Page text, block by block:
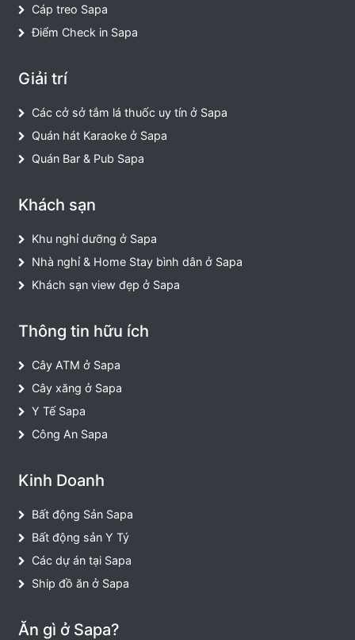
Cáp treo Sapa
Điểm Check in Sapa
Giải trí
Các cở sở tắm lá thuốc uy tín ở Sapa
Quán hát Karaoke ở Sapa
Quán Bar & Pub Sapa
Khách sạn
Khu nghỉ dưỡng ở Sapa
Nhà nghỉ & Home Stay bình dân ở Sapa
Khách sạn view đẹp ở Sapa
Thông tin hữu ích
Cây ATM ở Sapa
Cây xăng ở Sapa
Y Tế Sapa
Công An Sapa
Kinh Doanh
Bất động Sản Sapa
Bất động sản Y Tý
Các dự án tại Sapa
Ship đồ ăn ở Sapa
Ăn gì ở Sapa?